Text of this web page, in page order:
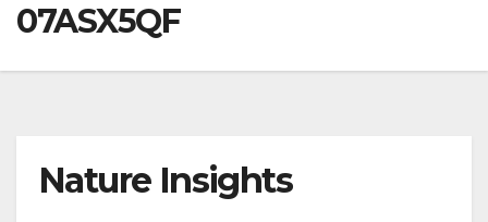
07ASX5QF
Nature Insights